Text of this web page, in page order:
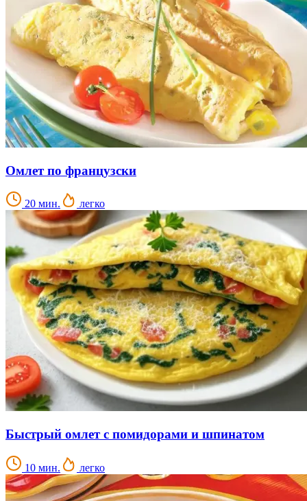
Омлет по французски
20 мин. легко
Быстрый омлет с помидорами и шпинатом
10 мин. легко